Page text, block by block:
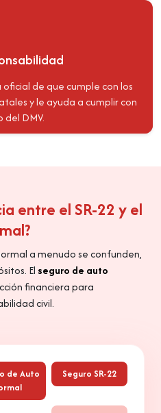
de que cumple con los
y le ayuda a cumplir con
del DMV.
entre el SR-22 y el
a menudo se confunden,
El seguro de auto
financiera para
civil.
de Auto
Seguro SR-22